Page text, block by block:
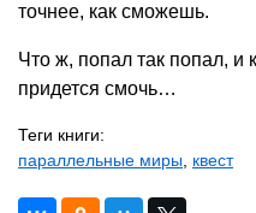
точнее, как сможешь.
Что ж, попал так попал, и
придется смочь…
Теги книги:
параллельные миры, квест